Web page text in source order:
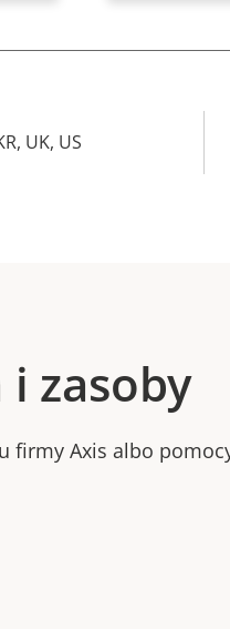
UK, US
zasoby
firmy Axis albo